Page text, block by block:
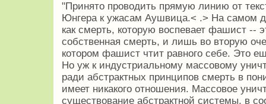
"Принято проводить прямую линию от
Юнгера к ужасам Аушвица.< .> На самом
как смерть, которую воспевает фашист --
собственная смерть, и лишь во вторую
котором фашист чтит равного себе. Это
Но уж к индустриальному массовому
ради абстрактных принципов смерть в
имеет никакого отношения. Массовое
существование абстрактной системы, в